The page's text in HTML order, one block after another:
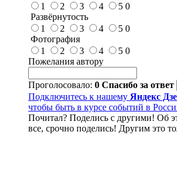
1
2 3 4 5 0
Развёрнутость
1
2 3 4 5 0
Фотография
1
2 3 4 5 0
Пожелания автору
Проголосовало: 0 Спасибо за ответ
Подключитесь к нашему Яндекс
чтобы быть в курсе событий в
Почитал? Поделись с другими! Об
все, срочно поделись! Другим это